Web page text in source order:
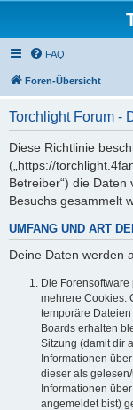
FAQ
Foren-Übersicht
Torchlight Forum -
Diese Richtlinie
(„https://
Betreiber“) die
Besuchs gesammelt
UMFANG UND ART
Deine Daten werden
Die
mehrere Cookies.
temporäre
Boards erhalten
Sitzung (damit dir
Informationen
dieser als
Informationen
angemeldet bist)